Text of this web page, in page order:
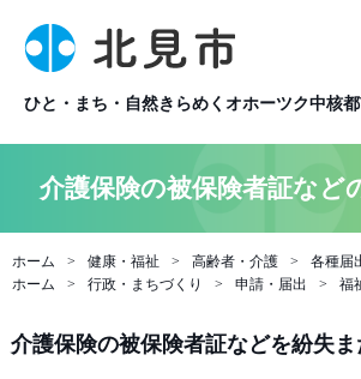
ひと・まち・自然きらめくオホーツク中核
介護保険の被保険者証など
ホーム 健康・福祉 高齢者・介護
各種届
ホーム
行政・まちづくり 申請・届出 福
介護保険の被保険者証などを紛失